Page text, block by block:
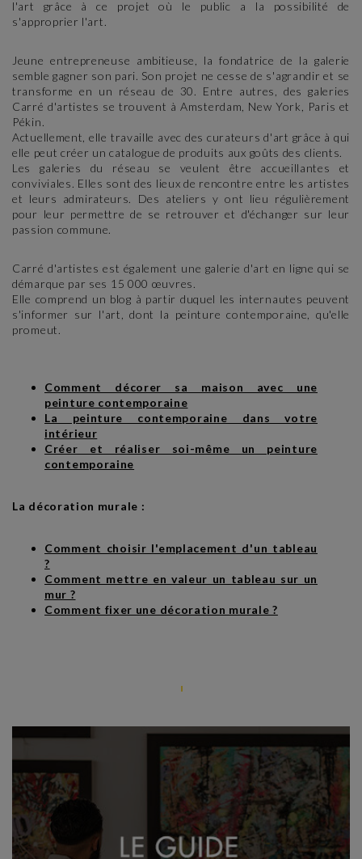
l'art grâce à ce projet où le public a la possibilité de
s'approprier l'art.
Jeune entrepreneuse ambitieuse, la fondatrice de la galerie
semble gagner son pari. Son projet ne cesse de s'agrandir et se
transforme en un réseau de 30. Entre autres, des galeries
Carré d'artistes se trouvent à Amsterdam, New York, Paris et
Pékin.
Actuellement, elle travaille avec des curateurs d'art grâce à qui
elle peut créer un catalogue de produits aux goûts des clients.
Les galeries du réseau se veulent être accueillantes et
conviviales. Elles sont des lieux de rencontre entre les artistes
et leurs admirateurs. Des ateliers y ont lieu régulièrement
pour leur permettre de se retrouver et d'échanger sur leur
passion commune.
Carré d'artistes est également une galerie d'art en ligne qui se
démarque par ses 15 000 œuvres.
Elle comprend un blog à partir duquel les internautes peuvent
s'informer sur l'art, dont la peinture contemporaine, qu'elle
promeut.
Comment décorer sa maison avec une
peinture contemporaine
La peinture contemporaine dans votre
intérieur
Créer et réaliser soi-même un peinture
contemporaine
La décoration murale :
Comment choisir l'emplacement d'un tableau
?
Comment mettre en valeur un tableau sur un
mur ?
Comment fixer une décoration murale ?